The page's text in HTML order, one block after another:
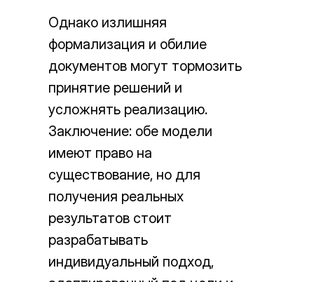
Однако излишняя
формализация и обилие
документов могут тормозить
принятие решений и
усложнять реализацию.
Заключение: обе модели
имеют право на
существование, но для
получения реальных
результатов стоит
разрабатывать
индивидуальный подход,